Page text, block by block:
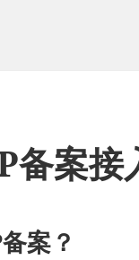
备案接
案？